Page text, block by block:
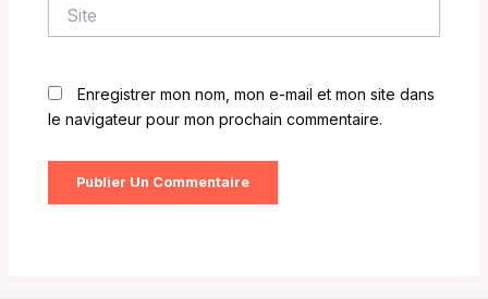
Enregistrer mon nom, mon e-mail et mon site dans
le navigateur pour mon prochain commentaire.